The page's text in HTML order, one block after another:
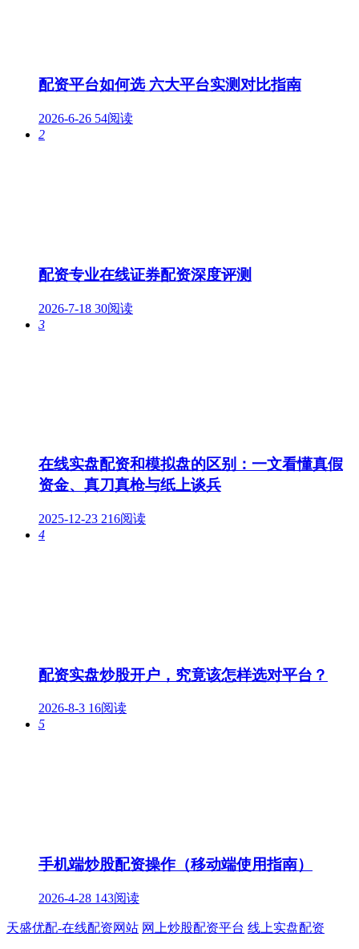
配资平台如何选 六大平台实测对比指南
2026-6-26 54阅读
2
配资专业在线证券配资深度评测
2026-7-18 30阅读
3
在线实盘配资和模拟盘的区别：一文看懂真假
资金、真刀真枪与纸上谈兵
2025-12-23 216阅读
4
配资实盘炒股开户，究竟该怎样选对平台？
2026-8-3 16阅读
5
手机端炒股配资操作（移动端使用指南）
2026-4-28 143阅读
天盛优配-在线配资网站 网上炒股配资平台 线上实盘配资